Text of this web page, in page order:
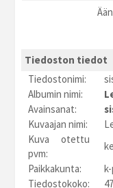
Tiedoston tiedot
Tiedostonimi:
Albumin nimi:
Avainsanat:
Kuvaajan nimi:
Kuva otettu
pvm:
Paikkakunta:
Tiedostokoko: